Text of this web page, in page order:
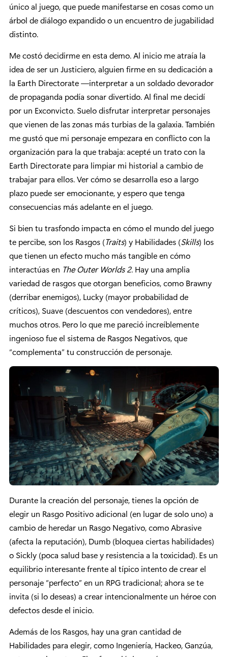
único al juego, que puede manifestarse en cosas como un
árbol de diálogo expandido o un encuentro de jugabilidad
distinto.
Me costó decidirme en esta demo. Al inicio me atraía la
idea de ser un Justiciero, alguien firme en su dedicación a
la Earth Directorate —interpretar a un soldado devorador
de propaganda podía sonar divertido. Al final me decidí
por un Exconvicto. Suelo disfrutar interpretar personajes
que vienen de las zonas más turbias de la galaxia. También
me gustó que mi personaje empezara en conflicto con la
organización para la que trabaja: acepté un trato con la
Earth Directorate para limpiar mi historial a cambio de
trabajar para ellos. Ver cómo se desarrolla eso a largo
plazo puede ser emocionante, y espero que tenga
consecuencias más adelante en el juego.
Si bien tu trasfondo impacta en cómo el mundo del juego
te percibe, son los Rasgos (Traits) y Habilidades (Skills) los
que tienen un efecto mucho más tangible en cómo
interactúas en The Outer Worlds 2. Hay una amplia
variedad de rasgos que otorgan beneficios, como Brawny
(derribar enemigos), Lucky (mayor probabilidad de
críticos), Suave (descuentos con vendedores), entre
muchos otros. Pero lo que me pareció increíblemente
ingenioso fue el sistema de Rasgos Negativos, que
“complementa” tu construcción de personaje.
Durante la creación del personaje, tienes la opción de
elegir un Rasgo Positivo adicional (en lugar de solo uno) a
cambio de heredar un Rasgo Negativo, como Abrasive
(afecta la reputación), Dumb (bloquea ciertas habilidades)
o Sickly (poca salud base y resistencia a la toxicidad). Es un
equilibrio interesante frente al típico intento de crear el
personaje “perfecto” en un RPG tradicional; ahora se te
invita (si lo deseas) a crear intencionalmente un héroe con
defectos desde el inicio.
Además de los Rasgos, hay una gran cantidad de
Habilidades para elegir, como Ingeniería, Hackeo, Ganzúa,